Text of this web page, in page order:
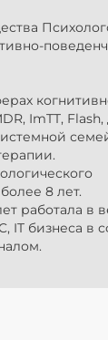
ImTT,
8 лет.
работала в
IT бизнеса в